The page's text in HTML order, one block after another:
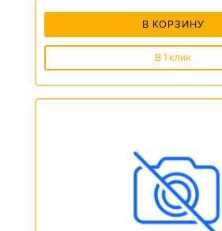
В КОРЗИНУ
В 1 клик